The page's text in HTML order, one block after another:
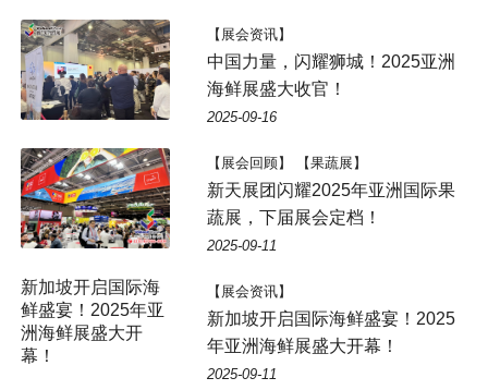
【展会资讯】
中国力量，闪耀狮城！2025亚洲
海鲜展盛大收官！
2025-09-16
【展会回顾】 【果蔬展】
新天展团闪耀2025年亚洲国际果
蔬展，下届展会定档！
2025-09-11
新加坡开启国际海
鲜盛宴！2025年亚
洲海鲜展盛大开
幕！
【展会资讯】
新加坡开启国际海鲜盛宴！2025
年亚洲海鲜展盛大开幕！
2025-09-11